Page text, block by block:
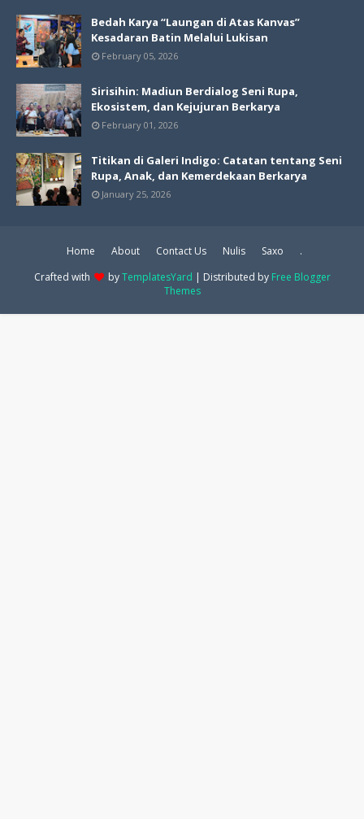
Bedah Karya “Laungan di Atas Kanvas”
Kesadaran Batin Melalui Lukisan
February 05, 2026
Sirisihin: Madiun Berdialog Seni Rupa,
Ekosistem, dan Kejujuran Berkarya
February 01, 2026
Titikan di Galeri Indigo: Catatan tentang Seni
Rupa, Anak, dan Kemerdekaan Berkarya
January 25, 2026
Home About Contact Us Nulis Saxo
.
Crafted with
byTemplatesYard | Distributed by Free Blogger
Themes